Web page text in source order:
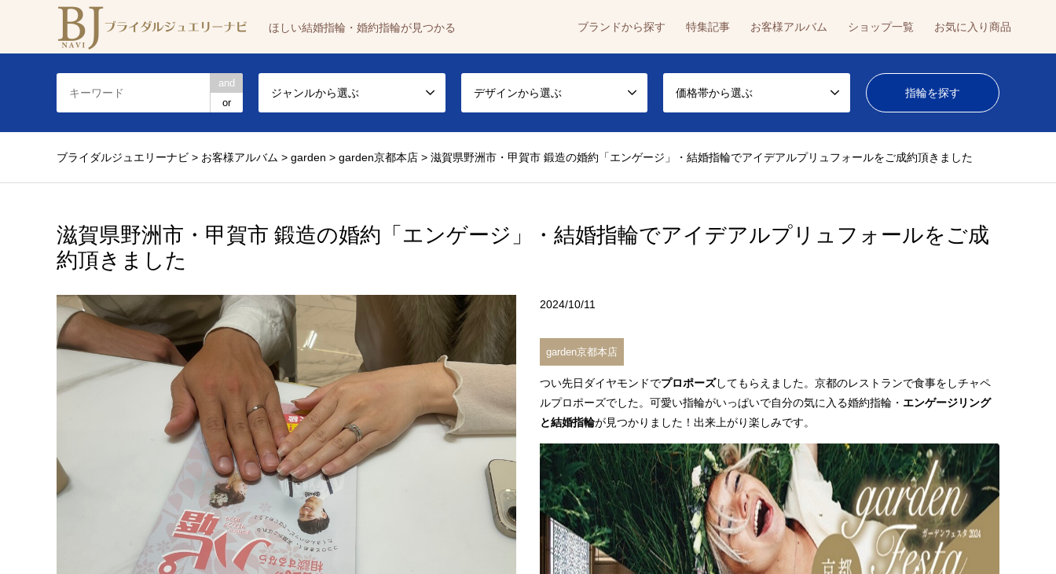
ほしい結婚指輪・婚約指輪が見つかる ブランドから探す 特集記事 お客様アルバム ショップ一覧 お気に入り商品
and
or
ジャンルから選ぶ デザインから選ぶ 価格帯から選ぶ
ブライダルジュエリーナビ > お客様アルバム > garden > garden京都本店 > 滋賀県野洲市・甲賀市 鍛造の婚約「エンゲージ」・結婚指輪でアイデアルプリュフォールをご成約頂きました
滋賀県野洲市・甲賀市 鍛造の婚約「エンゲージ」・結婚指輪でアイデアルプリュフォールをご成
約頂きました
2024/10/11
garden京都本店
つい先日ダイヤモンドでプロポーズしてもらえました。京都のレストランで食事をしチャペ
ルプロポーズでした。可愛い指輪がいっぱいで自分の気に入る婚約指輪・ エンゲージリング
と結婚指輪が見つかりました！出来上がり楽しみです。